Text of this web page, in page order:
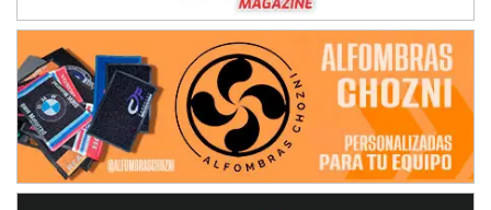
El Cerro (Tierra)
Victoria (Entre Ríos)
PATAGONICO - F6
Moto Club Reginense (Tierra)
Gral. E. Godoy (Río Negro)